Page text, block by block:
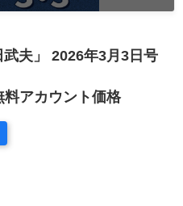
夫」 2026年3月3日号
料アカウント価格